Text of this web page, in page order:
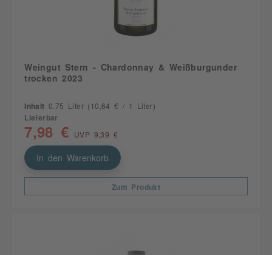
Weingut Stern - Chardonnay & Weißburgunder
trocken 2023
Inhalt 0.75 Liter (10,64 € / 1 Liter)
Lieferbar
7,98 € UVP 9,39 €
In den Warenkorb
Zum Produkt